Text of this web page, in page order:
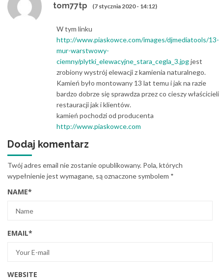
tom77tp (7 stycznia 2020 - 14:12)
W tym linku
http://www.piaskowce.com/images/djmediatools/13-
mur-warstwowy-
ciemny/plytki_elewacyjne_stara_cegla_3.jpgjest
zrobiony wystrój elewacji z kamienia naturalnego.
Kamień było montowany 13 lat temu i jak na razie
bardzo dobrze się sprawdza przez co cieszy właścicieli
restauracji jak i klientów.
kamień pochodzi od producenta
http://www.piaskowce.com
Dodaj komentarz
Twój adres email nie zostanie opublikowany. Pola, których
wypełnienie jest wymagane, są oznaczone symbolem *
NAME*
EMAIL*
WEBSITE